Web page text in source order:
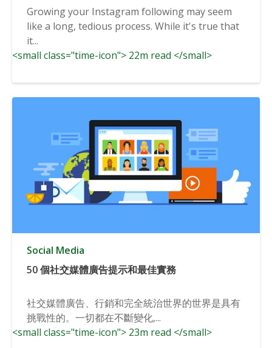
Growing your Instagram following may seem
like a long, tedious process. While it's true that
it...
<small class="time-icon"> 22m read </small>
Social Media
50 個社交媒體廣告提示和最佳實務
社交媒體廣告、行銷和完全統治世界的世界是具有
挑戰性的。一切都在不斷變化,...
<small class="time-icon"> 23m read </small>